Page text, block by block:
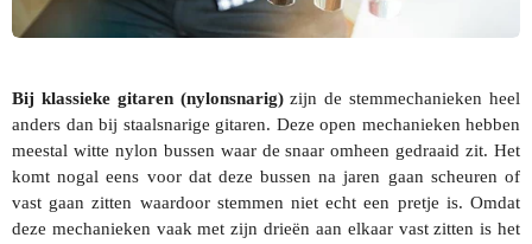
Bij klassieke gitaren (nylonsnarig)zijn de stemmechanieken heel
anders dan bij staalsnarige gitaren. Deze open mechanieken hebben
meestal witte nylon bussen waar de snaar omheen gedraaid zit. Het
komt nogal eens voor dat deze bussen na jaren gaan scheuren of
vast gaan zitten waardoor stemmen niet echt een pretje is. Omdat
deze mechanieken vaak met zijn drieën aan elkaar vast zitten is het